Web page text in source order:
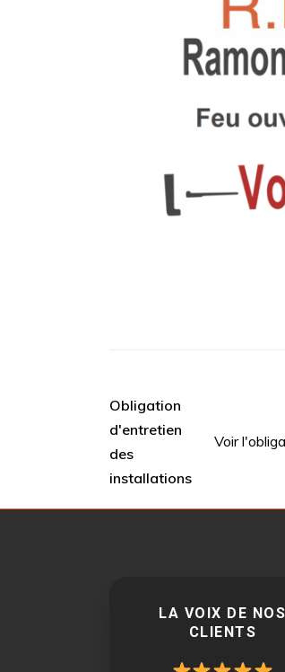
Obligation
d'entretien
des
installations
Voir
LA VOIX DE NOS
CLIENTS